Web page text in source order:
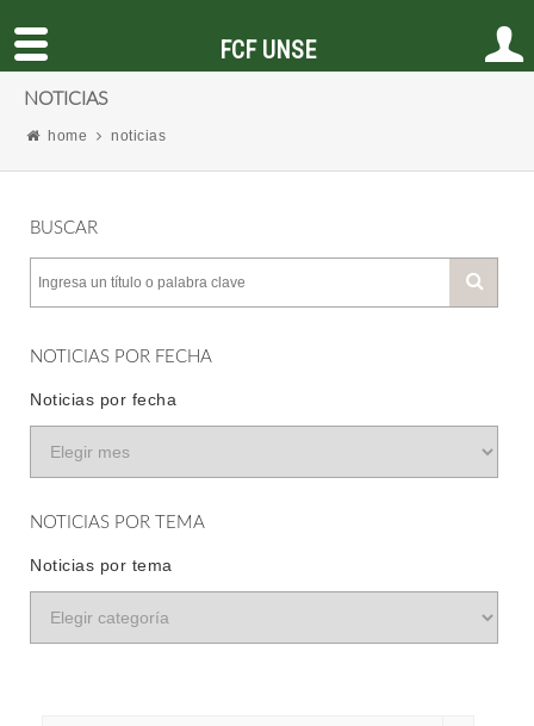
NOTICIAS
home noticias
BUSCAR
NOTICIAS POR FECHA
Noticias por fecha
NOTICIAS POR TEMA
Noticias por tema
FCF UNSE